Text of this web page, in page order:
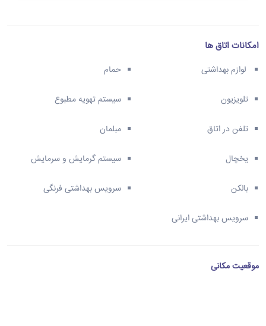
امکانات اتاق ها
لوازم بهداشتی حمام
تلویزیون سیستم تهویه مطبوع
تلفن در اتاق مبلمان
یخچال سیستم گرمایش و سرمایش
بالکن سرویس بهداشتی فرنگی
سرویس بهداشتی ایرانی
موقعیت مکانی